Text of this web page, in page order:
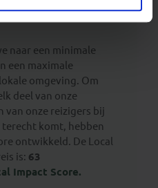
naar een minimale
een maximale
omgeving. Om
deel van onze
van onze reizigers bij
terecht komt, hebben
ontwikkeld. De Local
is: 63
Impact Score.